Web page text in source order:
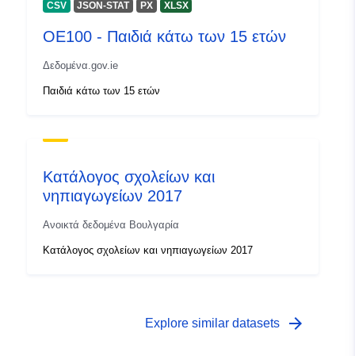
CSV JSON-STAT PX XLSX
ΟΕ100 - Παιδιά κάτω των 15 ετών
Δεδομένα.gov.ie
Παιδιά κάτω των 15 ετών
Κατάλογος σχολείων και
νηπιαγωγείων 2017
Ανοικτά δεδομένα Βουλγαρία
Κατάλογος σχολείων και νηπιαγωγείων 2017
Explore similar datasets arrow_forward